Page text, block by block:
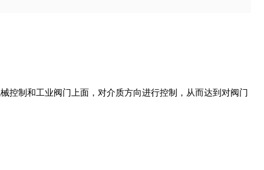
控制和工业阀门上面，对介质方向进行控制，从而达到对阀门